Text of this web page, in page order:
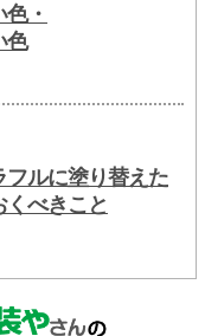
・
色
フルに塗り替えた
くべきこと